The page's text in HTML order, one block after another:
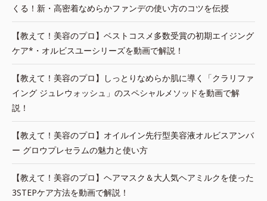
くる！新・高密着なめらかファンデの使い方のコツを伝授
【教えて！美容のプロ】ベストコスメ多数受賞の初期エイジング
ケア*・オルビスユーシリーズを動画で解説！
【教えて！美容のプロ】しっとりなめらか肌に導く「クラリファ
イング ジュレウォッシュ」のスペシャルメソッドを動画で解
説！
【教えて！美容のプロ】オイルイン先行型美容液オルビスアンバ
ー グロウプレセラムの魅力と使い方
【教えて！美容のプロ】ヘアマスク＆大人気ヘアミルクを使った
3STEPケア方法を動画で解説！